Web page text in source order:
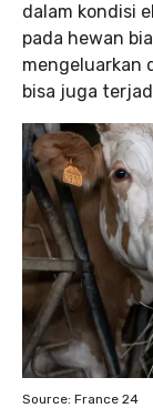
dalam kondisi
pada hewan
mengeluarkan
bisa juga
Source: France 24